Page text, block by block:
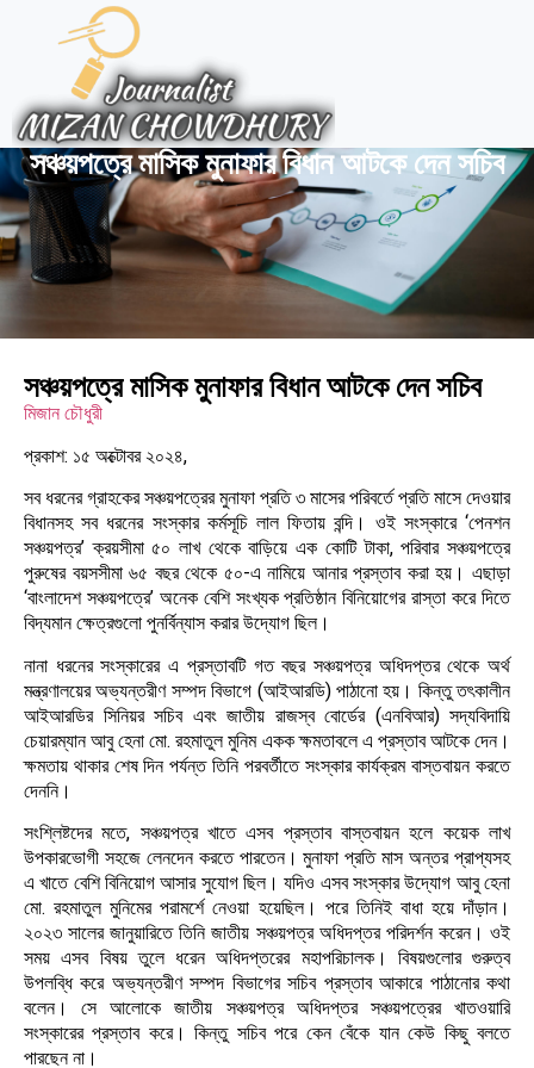
সঞ্চয়পত্রে মাসিক মুনাফার বিধান আটকে দেন সচিব
সঞ্চয়পত্রে মাসিক মুনাফার বিধান আটকে দেন সচিব
মিজান চৌধুরী
প্রকাশ: ১৫ অক্টোবর ২০২৪,
সব ধরনের গ্রাহকের সঞ্চয়পত্রের মুনাফা প্রতি ৩ মাসের পরিবর্তে প্রতি মাসে দেওয়ার
বিধানসহ সব ধরনের সংস্কার কর্মসূচি লাল ফিতায় বন্দি। ওই সংস্কারে ‘পেনশন
সঞ্চয়পত্র’ ক্রয়সীমা ৫০ লাখ থেকে বাড়িয়ে এক কোটি টাকা, পরিবার সঞ্চয়পত্রে
পুরুষের বয়সসীমা ৬৫ বছর থেকে ৫০-এ নামিয়ে আনার প্রস্তাব করা হয়। এছাড়া
‘বাংলাদেশ সঞ্চয়পত্রে’ অনেক বেশি সংখ্যক প্রতিষ্ঠান বিনিয়োগের রাস্তা করে দিতে
বিদ্যমান ক্ষেত্রগুলো পুনর্বিন্যাস করার উদ্যোগ ছিল।
নানা ধরনের সংস্কারের এ প্রস্তাবটি গত বছর সঞ্চয়পত্র অধিদপ্তর থেকে অর্থ
মন্ত্রণালয়ের অভ্যন্তরীণ সম্পদ বিভাগে (আইআরডি) পাঠানো হয়। কিন্তু তৎকালীন
আইআরডির সিনিয়র সচিব এবং জাতীয় রাজস্ব বোর্ডের (এনবিআর) সদ্যবিদায়ি
চেয়ারম্যান আবু হেনা মো. রহমাতুল মুনিম একক ক্ষমতাবলে এ প্রস্তাব আটকে দেন।
ক্ষমতায় থাকার শেষ দিন পর্যন্ত তিনি পরবর্তীতে সংস্কার কার্যক্রম বাস্তবায়ন করতে
দেননি।
সংশ্লিষ্টদের মতে, সঞ্চয়পত্র খাতে এসব প্রস্তাব বাস্তবায়ন হলে কয়েক লাখ
উপকারভোগী সহজে লেনদেন করতে পারতেন। মুনাফা প্রতি মাস অন্তর প্রাপ্যসহ
এ খাতে বেশি বিনিয়োগ আসার সুযোগ ছিল। যদিও এসব সংস্কার উদ্যোগ আবু হেনা
মো. রহমাতুল মুনিমের পরামর্শে নেওয়া হয়েছিল। পরে তিনিই বাধা হয়ে দাঁড়ান।
২০২৩ সালের জানুয়ারিতে তিনি জাতীয় সঞ্চয়পত্র অধিদপ্তর পরিদর্শন করেন। ওই
সময় এসব বিষয় তুলে ধরেন অধিদপ্তরের মহাপরিচালক। বিষয়গুলোর গুরুত্ব
উপলব্ধি করে অভ্যন্তরীণ সম্পদ বিভাগের সচিব প্রস্তাব আকারে পাঠানোর কথা
বলেন। সে আলোকে জাতীয় সঞ্চয়পত্র অধিদপ্তর সঞ্চয়পত্রের খাতওয়ারি
সংস্কারের প্রস্তাব করে। কিন্তু সচিব পরে কেন বেঁকে যান কেউ কিছু বলতে
পারছেন না।